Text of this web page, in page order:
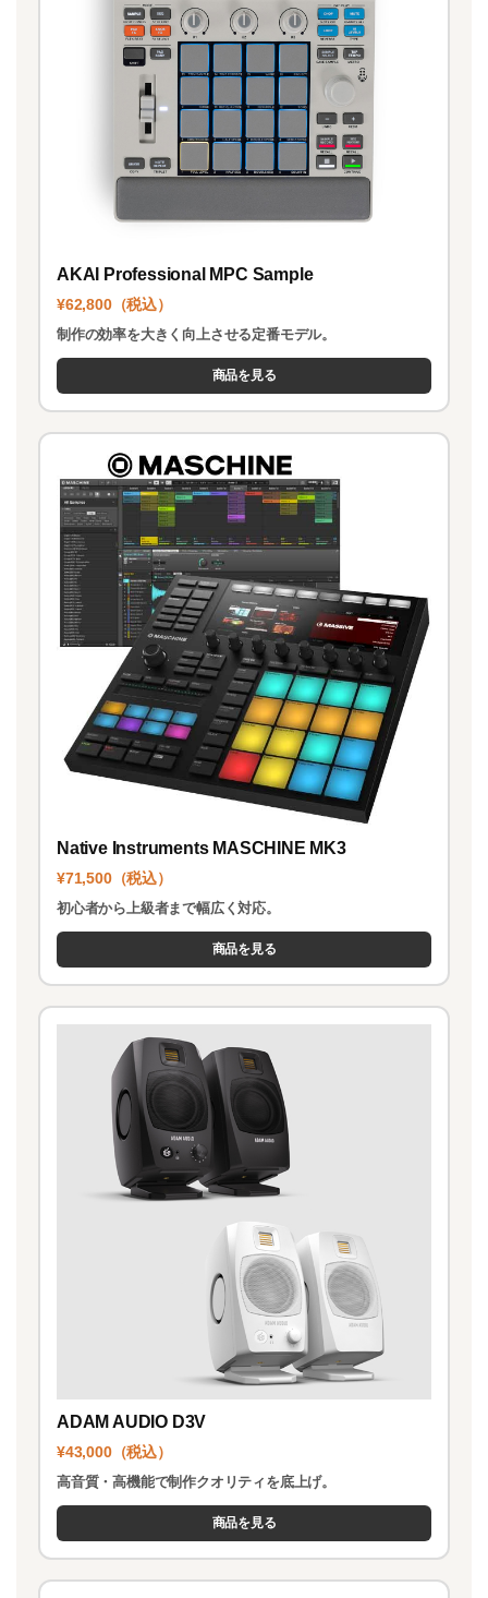
AKAI Professional MPC Sample
¥62,800（税込）
制作の効率を大きく向上させる定番モデル。
商品を見る
Native Instruments MASCHINE MK3
¥71,500（税込）
初心者から上級者まで幅広く対応。
商品を見る
ADAM AUDIO D3V
¥43,000（税込）
高音質・高機能で制作クオリティを底上げ。
商品を見る